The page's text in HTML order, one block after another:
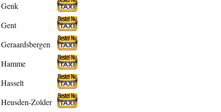
Genk
Gent
Geraardsbergen
Hamme
Hasselt
Heusden-Zolder